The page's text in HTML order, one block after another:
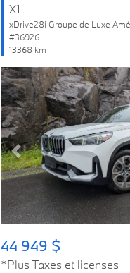
X1
#36926
13368 km
Previous
44 949 $
*Plus Taxes et licenses